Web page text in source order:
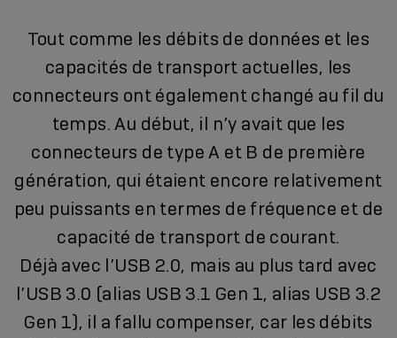
Tout comme les débits de données et les
capacités de transport actuelles, les
connecteurs ont également changé au fil du
temps. Au début, il n’y avait que les
connecteurs de type A et B de première
génération, qui étaient encore relativement
peu puissants en termes de fréquence et de
capacité de transport de courant.
Déjà avec l’USB 2.0, mais au plus tard avec
l’USB 3.0 (alias USB 3.1 Gen 1, alias USB 3.2
Gen 1), il a fallu compenser, car les débits